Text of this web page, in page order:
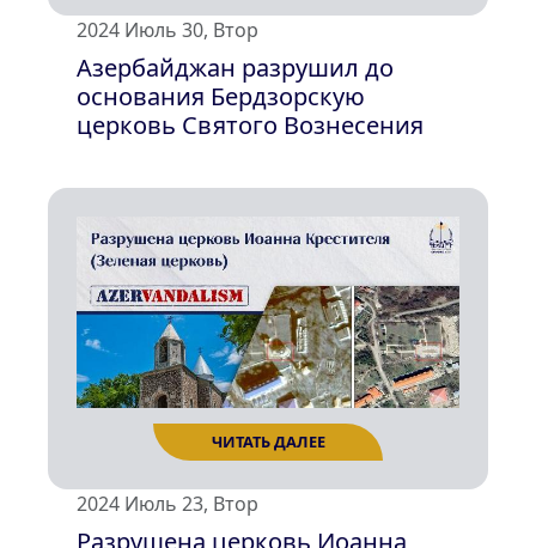
ЧИТАТЬ ДАЛЕЕ
2024 Июль 30, Втор
Азербайджан разрушил до
основания Бердзорскую
церковь Святого Вознесения
2024 Июль 23, Втор
Разрушена церковь Иоанна